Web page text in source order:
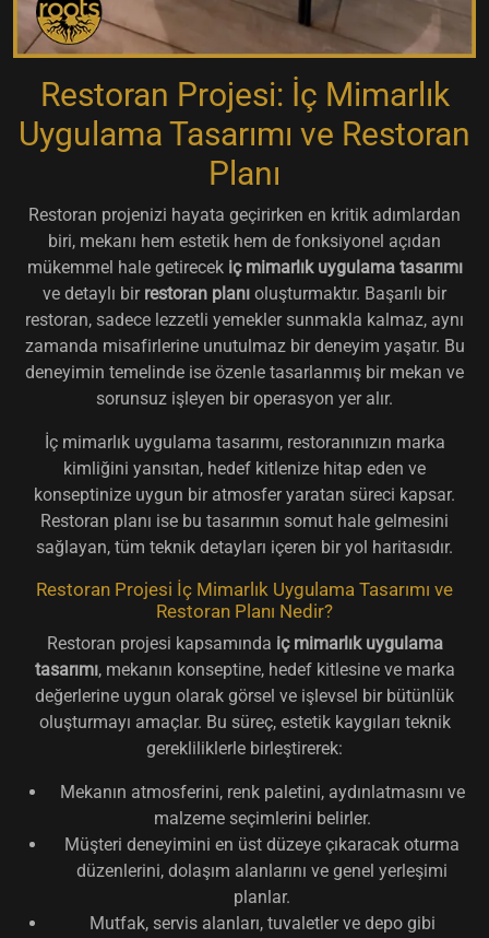
Restoran Projesi: İç Mimarlık
Uygulama Tasarımı ve Restoran
Planı
Restoran projenizi hayata geçirirken en kritik adımlardan
biri, mekanı hem estetik hem de fonksiyonel açıdan
mükemmel hale getirecek iç mimarlık uygulama tasarımı
ve detaylı bir restoran planı oluşturmaktır. Başarılı bir
restoran, sadece lezzetli yemekler sunmakla kalmaz, aynı
zamanda misafirlerine unutulmaz bir deneyim yaşatır. Bu
deneyimin temelinde ise özenle tasarlanmış bir mekan ve
sorunsuz işleyen bir operasyon yer alır.
İç mimarlık uygulama tasarımı, restoranınızın marka
kimliğini yansıtan, hedef kitlenize hitap eden ve
konseptinize uygun bir atmosfer yaratan süreci kapsar.
Restoran planı ise bu tasarımın somut hale gelmesini
sağlayan, tüm teknik detayları içeren bir yol haritasıdır.
Restoran Projesi İç Mimarlık Uygulama Tasarımı ve
Restoran Planı Nedir?
Restoran projesi kapsamında iç mimarlık uygulama
tasarımı, mekanın konseptine, hedef kitlesine ve marka
değerlerine uygun olarak görsel ve işlevsel bir bütünlük
oluşturmayı amaçlar. Bu süreç, estetik kaygıları teknik
gerekliliklerle birleştirerek:
Mekanın atmosferini, renk paletini, aydınlatmasını ve
malzeme seçimlerini belirler.
Müşteri deneyimini en üst düzeye çıkaracak oturma
düzenlerini, dolaşım alanlarını ve genel yerleşimi
planlar.
Mutfak, servis alanları, tuvaletler ve depo gibi